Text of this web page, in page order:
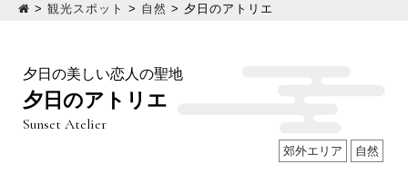
> 観光スポット > 自然 > 夕日のアトリエ
夕日の美しい恋人の聖地
夕日のアトリエ
Sunset Atelier
郊外エリア 自然